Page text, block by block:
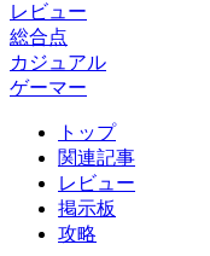
レビュー
総合点
カジュアル
ゲーマー
トップ
関連記事
レビュー
掲示板
攻略